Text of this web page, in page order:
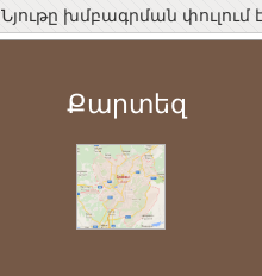
Նյութը խմբագրման փուլում է
Քարտեզ